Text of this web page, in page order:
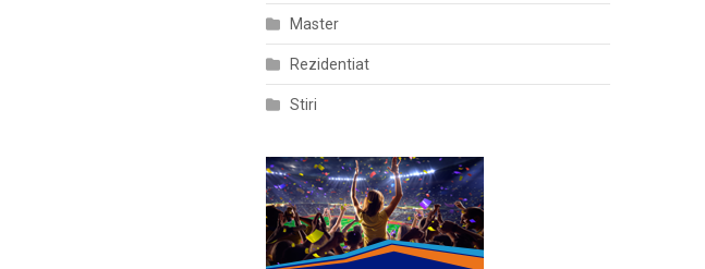
Master
Rezidentiat
Stiri